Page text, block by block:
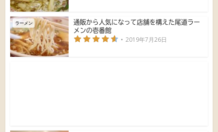
ラーメン
通販から人気になって店舗を構えた尾道ラー
メンの壱番館
2019年7月26日